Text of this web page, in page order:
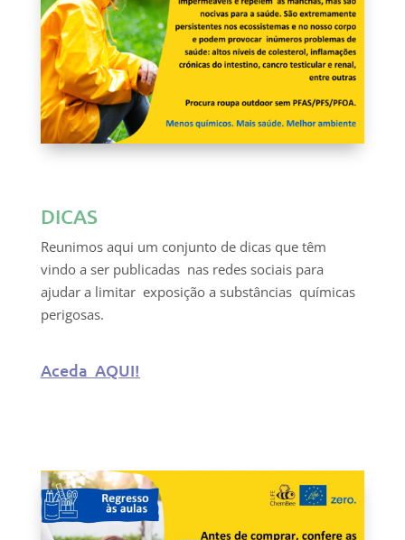
DICAS
Reunimos aqui um conjunto de dicas que têm
vindo a ser publicadas nas redes sociais para
ajudar a limitar exposição a substâncias químicas
perigosas.
Aceda AQUI!